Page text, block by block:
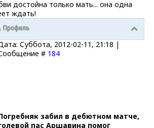
достойна только мать... она одна
ждать!
Суббота, 2012-02-11, 21:18 |
# 184
забил в дебютном матче,
пас Аршавина помог